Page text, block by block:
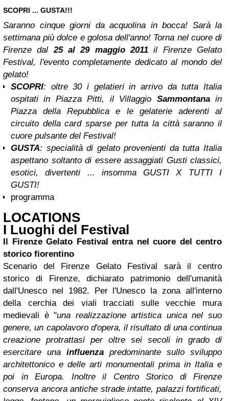
SCOPRI ... GUSTA!!!
Saranno cinque giorni da acquolina in bocca! Sarà la
settimana più dolce e golosa dell'anno! Torna nel cuore di
Firenze dal25 al 29 maggio 2011 il Firenze Gelato
Festival, l'evento completamente dedicato al mondo del
gelato!
SCOPRI: oltre 30 i gelatieri in arrivo da tutta Italia
ospitati in Piazza Pitti, il Villaggio Sammontanain
Piazza della Repubblica e le gelaterie aderenti al
circuito della card sparse per tutta la città saranno il
cuore pulsante del Festival!
GUSTA: specialità di gelato provenienti da tutta Italia
aspettano soltanto di essere assaggiati Gusti classici,
esotici, divertenti ... insomma GUSTI X TUTTI I
GUSTI!
programma
LOCATIONS
I Luoghi del Festival
Il Firenze Gelato Festival entra nel cuore del centro
storico fiorentino
Scenario del Firenze Gelato Festival sarà il centro
storico di Firenze, dichiarato patrimonio dell'umanità
dall'Unesco nel 1982. Per l'Unesco la zona all'interno
della cerchia dei viali tracciati sulle vecchie mura
medievali è "una realizzazione artistica unica nel suo
genere, un capolavoro d'opera, il risultato di una continua
creazione protrattasi per oltre sei secoli in grado di
esercitare una influenza predominante sullo sviluppo
architettonico e delle arti monumentali prima in Italia e
poi in Europa. Inoltre il Centro Storico di Firenze
conserva ancora antiche strade intatte, palazzi fortificati,